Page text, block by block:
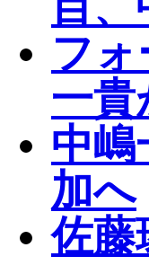
フ
一貴
中嶋
加へ
佐藤